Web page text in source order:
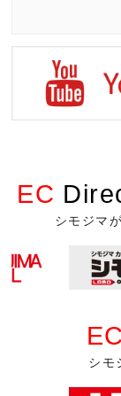
EC
シモジマ
EC
シモ